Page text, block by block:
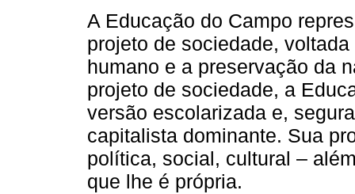
A Educação do Campo
projeto de sociedade,
humano e a preservação da
projeto de sociedade, a
versão escolarizada e,
capitalista dominante. Sua
política, social, cultural –
que lhe é própria.